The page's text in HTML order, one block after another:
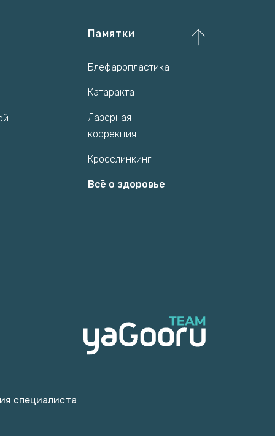
Памятки
Блефаропластика
Катаракта
Лазерная
коррекция
Кросслинкинг
Всё о здоровье
специалиста